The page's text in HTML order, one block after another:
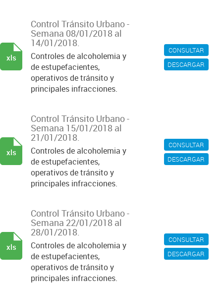
CONSULTAR
DESCARGAR
Control Tránsito Urbano -
Semana 08/01/2018 al
14/01/2018.
Controles de alcoholemia y
de estupefacientes,
operativos de tránsito y
principales infracciones.
xls
CONSULTAR
DESCARGAR
Control Tránsito Urbano -
Semana 15/01/2018 al
21/01/2018.
Controles de alcoholemia y
de estupefacientes,
operativos de tránsito y
principales infracciones.
xls
CONSULTAR
DESCARGAR
Control Tránsito Urbano -
Semana 22/01/2018 al
28/01/2018.
Controles de alcoholemia y
de estupefacientes,
operativos de tránsito y
principales infracciones.
xls